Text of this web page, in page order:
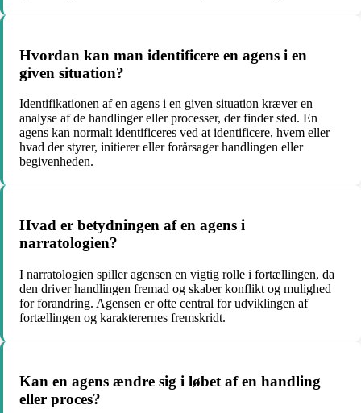
Hvordan kan man identificere en agens i en
given situation?
Identifikationen af en agens i en given situation kræver en
analyse af de handlinger eller processer, der finder sted. En
agens kan normalt identificeres ved at identificere, hvem eller
hvad der styrer, initierer eller forårsager handlingen eller
begivenheden.
Hvad er betydningen af en agens i
narratologien?
I narratologien spiller agensen en vigtig rolle i fortællingen, da
den driver handlingen fremad og skaber konflikt og mulighed
for forandring. Agensen er ofte central for udviklingen af ​​
fortællingen og karakterernes fremskridt.
Kan en agens ændre sig i løbet af en handling
eller proces?